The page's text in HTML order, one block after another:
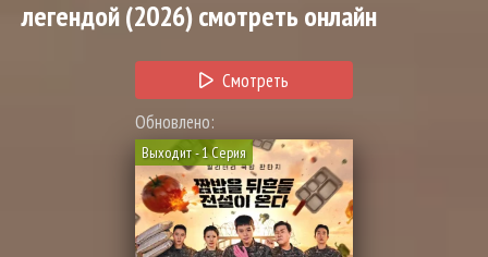
легендой(2026) смотреть онлайн
Смотреть
Обновлено:
Выходит - 1 Серия